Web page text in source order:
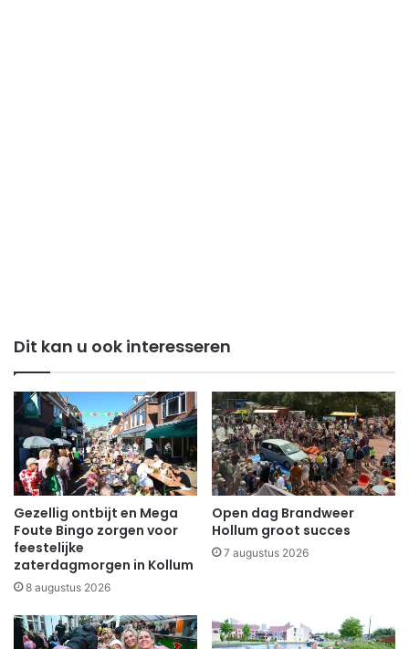
Dit kan u ook interesseren
Gezellig ontbijt en Mega
Foute Bingo zorgen voor
feestelijke
zaterdagmorgen in Kollum
8 augustus 2026
Open dag Brandweer
Hollum groot succes
7 augustus 2026